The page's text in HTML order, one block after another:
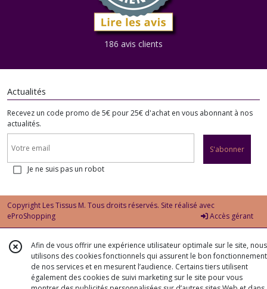
186 avis clients
Actualités
Recevez un code promo de 5€ pour 25€ d'achat en vous abonnant à nos
actualités.
S'abonner
Je ne suis pas un robot
Copyright Les Tissus M. Tous droits réservés. Site réalisé avec
eProShopping
Accès gérant
Afin de vous offrir une expérience utilisateur optimale sur le site, nous
utilisons des cookies fonctionnels qui assurent le bon fonctionnement
de nos services et en mesurent l’audience. Certains tiers utilisent
également des cookies de suivi marketing sur le site pour vous